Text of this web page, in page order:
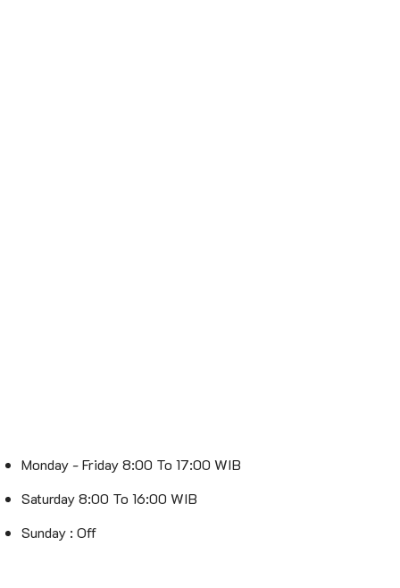
Monday - Friday 8:00 To 17:00 WIB
Saturday 8:00 To 16:00 WIB
Sunday : Off